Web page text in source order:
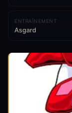
ENTRAÎNEMENT
Asgard